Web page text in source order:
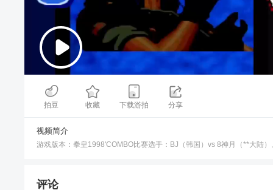
00:00/11:34
拍豆 收藏 下载游拍 分享
视频简介
游戏版本：拳皇1998'COMBO比赛选手：BJ（韩国）vs 8神月（**大陆
评论